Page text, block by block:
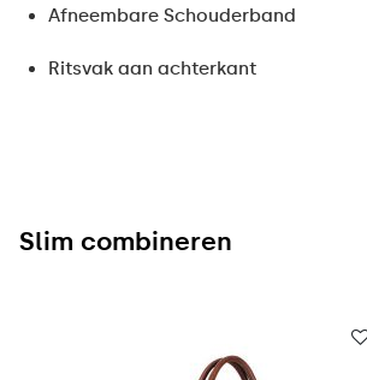
Afneembare Schouderband
Ritsvak aan achterkant
Slim combineren